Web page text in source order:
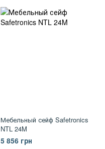
Мебельный сейф Safetronics
NTL 24M
5 856 грн